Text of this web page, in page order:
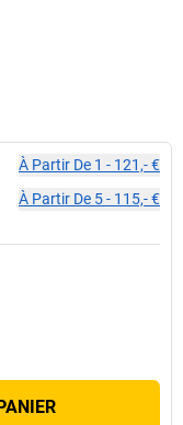
À Partir De 1 - 121,- €
À Partir De 5- 115,- €